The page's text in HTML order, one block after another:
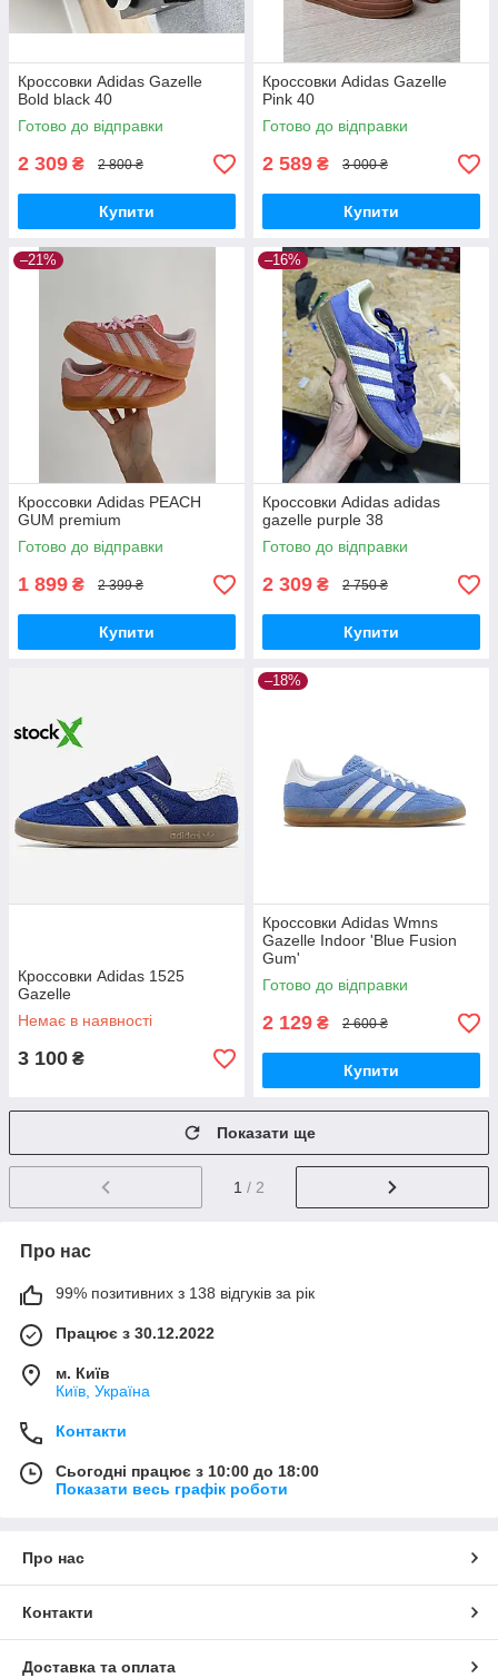
Кроссовки Adidas Gazelle
Bold black 40
Готово до відправки
2 309 ₴ 2 800 ₴
Купити
Кроссовки Adidas Gazelle
Pink 40
Готово до відправки
2 589 ₴ 3 000 ₴
Купити
–21%
Кроссовки Adidas PEACH
GUM premium
Готово до відправки
1 899 ₴ 2 399 ₴
Купити
–16%
Кроссовки Adidas adidas
gazelle purple 38
Готово до відправки
2 309 ₴ 2 750 ₴
Купити
Кроссовки Adidas 1525
Gazelle
Немає в наявності
3 100 ₴
–18%
Кроссовки Adidas Wmns
Gazelle Indoor 'Blue Fusion
Gum'
Готово до відправки
2 129 ₴ 2 600 ₴
Купити
Показати ще
1 / 2
Про нас
99% позитивних з 138 відгуків за рік
Працює з 30.12.2022
м. Київ
Київ, Україна
Контакти
Сьогодні працює з 10:00 до 18:00
Показати весь графік роботи
Про нас
Контакти
Доставка та оплата